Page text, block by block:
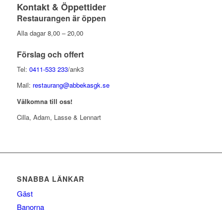
Kontakt & Öppettider
Restaurangen är öppen
Alla dagar 8,00 – 20,00
Förslag och offert
Tel: 0411-533 233/ank3
Mail: restaurang@abbekasgk.se
Välkomna till oss!
Cilla, Adam, Lasse & Lennart
SNABBA LÄNKAR
Gäst
Banorna